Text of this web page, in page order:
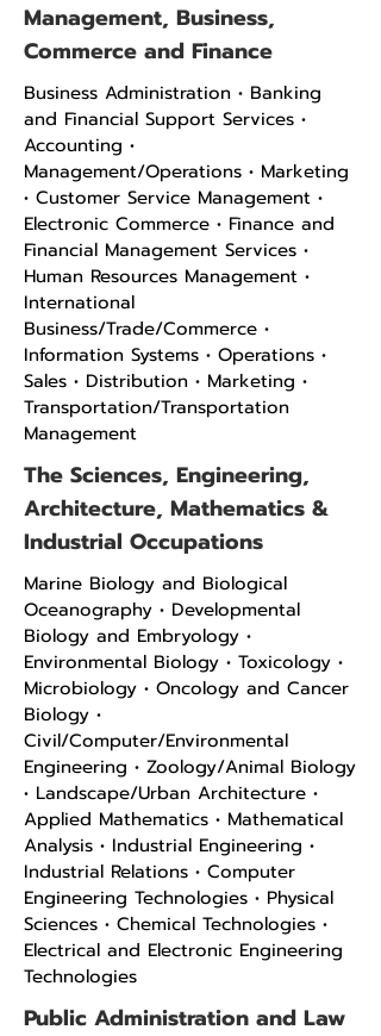
Management, Business,
Commerce and Finance
Business Administration • Banking
and Financial Support Services •
Accounting •
Management/Operations • Marketing
• Customer Service Management •
Electronic Commerce • Finance and
Financial Management Services •
Human Resources Management •
International
Business/Trade/Commerce •
Information Systems • Operations •
Sales • Distribution • Marketing •
Transportation/Transportation
Management
The Sciences, Engineering,
Architecture, Mathematics &
Industrial Occupations
Marine Biology and Biological
Oceanography • Developmental
Biology and Embryology •
Environmental Biology • Toxicology •
Microbiology • Oncology and Cancer
Biology •
Civil/Computer/Environmental
Engineering • Zoology/Animal Biology
• Landscape/Urban Architecture •
Applied Mathematics • Mathematical
Analysis • Industrial Engineering •
Industrial Relations • Computer
Engineering Technologies • Physical
Sciences • Chemical Technologies •
Electrical and Electronic Engineering
Technologies
Public Administration and Law